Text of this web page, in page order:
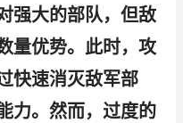
强大的部队，但敌
量优势。此时，攻
快速消灭敌军部
力。然而，过度的